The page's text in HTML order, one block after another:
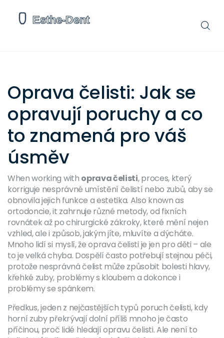
Oprava čelisti: Jak se
opravují poruchy a co
to znamená pro váš
úsměv
When working with oprava čelisti,proces, který
korriguje nesprávné umístění čelistí nebo zubů, aby se
obnovila jejich funkce a estetika. Also known as
ortodoncie, it zahrnuje různé metody, od fixních
rovnátek až po chirurgické zákroky, které mění nejen
vzhled, ale i způsob, jakým jíte, mluvíte a dýcháte.
Mnoho lidí si myslí, že oprava čelisti je jen pro děti – ale
to je velká chyba. Dospělí často potřebují stejnou péči,
protože nesprávná čelist může způsobit bolesti hlavy,
křehké zuby, problémy s kloubem a dokonce i
problémy se spánkem.
Předkus,jeden z nejčastějších typů poruch čelisti, kdy
horní zuby překrývají dolní příliš mnohoje často
příčinou, proč lidé hledají opravu čelisti. Ale není to